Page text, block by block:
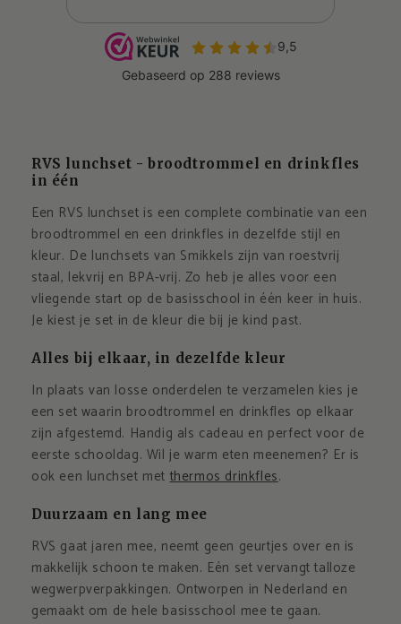
RVS lunchset - broodtrommel en drinkfles
in één
Een RVS lunchset is een complete combinatie van een
broodtrommel en een drinkfles in dezelfde stijl en
kleur. De lunchsets van Smikkels zijn van roestvrij
staal, lekvrij en BPA-vrij. Zo heb je alles voor een
vliegende start op de basisschool in één keer in huis.
Je kiest je set in de kleur die bij je kind past.
Alles bij elkaar, in dezelfde kleur
In plaats van losse onderdelen te verzamelen kies je
een set waarin broodtrommel en drinkfles op elkaar
zijn afgestemd. Handig als cadeau en perfect voor de
eerste schooldag. Wil je warm eten meenemen? Er is
ook een lunchset metthermos drinkfles.
Duurzaam en lang mee
RVS gaat jaren mee, neemt geen geurtjes over en is
makkelijk schoon te maken. Eén set vervangt talloze
wegwerpverpakkingen. Ontworpen in Nederland en
gemaakt om de hele basisschool mee te gaan.